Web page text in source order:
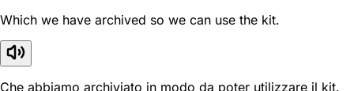
Which we have archived so we can use the kit.
Che abbiamo archiviato in modo da poter utilizzare il kit.